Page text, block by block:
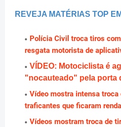
REVEJA MATÉRIAS TOP
Polícia Civil troca tiros
resgata motorista de
VÍDEO: Motociclista é
"nocauteado" pela porta
Vídeo mostra intensa
traficantes que ficaram
Vídeos mostram troca de